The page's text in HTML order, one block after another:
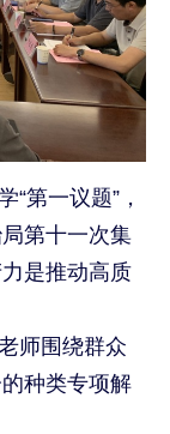
第一议题”，
第十一次集
是推动高质
师围绕群众
种类专项解